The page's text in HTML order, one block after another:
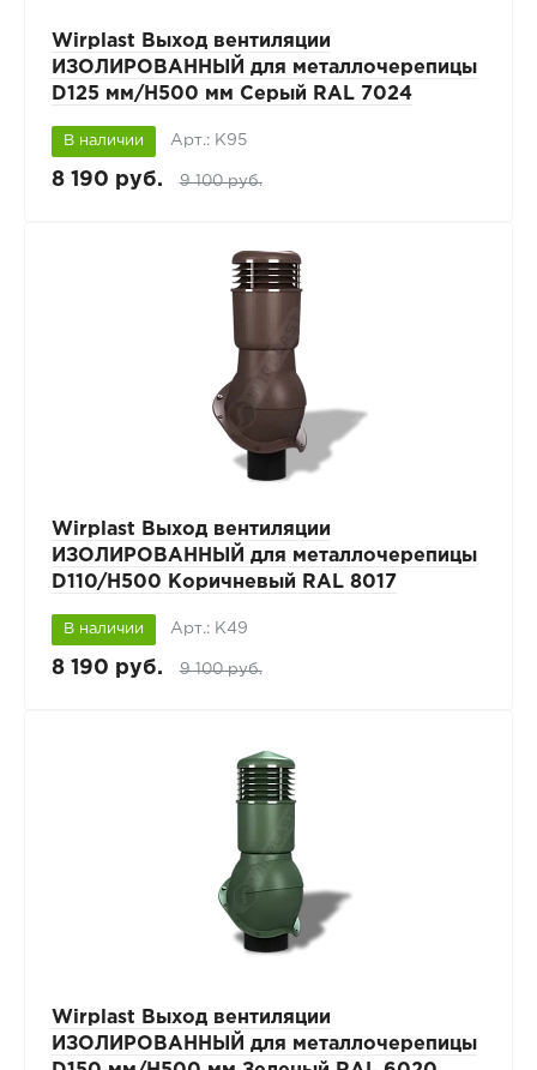
Wirplast Выход вентиляции
ИЗОЛИРОВАННЫЙ для металлочерепицы
D125 мм/H500 мм Серый RAL 7024
В наличии Арт.: К95
8 190 руб. 9 100 руб.
Wirplast Выход вентиляции
ИЗОЛИРОВАННЫЙ для металлочерепицы
D110/H500 Коричневый RAL 8017
В наличии Арт.: К49
8 190 руб. 9 100 руб.
Wirplast Выход вентиляции
ИЗОЛИРОВАННЫЙ для металлочерепицы